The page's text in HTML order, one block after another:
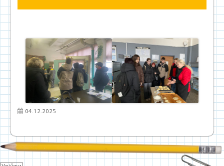
Опубліковано
04.12.2025
Зміст